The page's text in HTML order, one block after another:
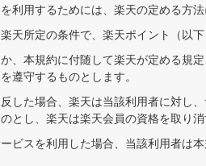
利用するためには、楽天の定める方
天所定の条件で、楽天ポイント（以
、本規約に付随して楽天が定める規
遵守するものとします。
した場合、楽天は当該利用者に対し
とし、楽天は楽天会員の資格を取り消
ビスを利用した場合、当該利用者は